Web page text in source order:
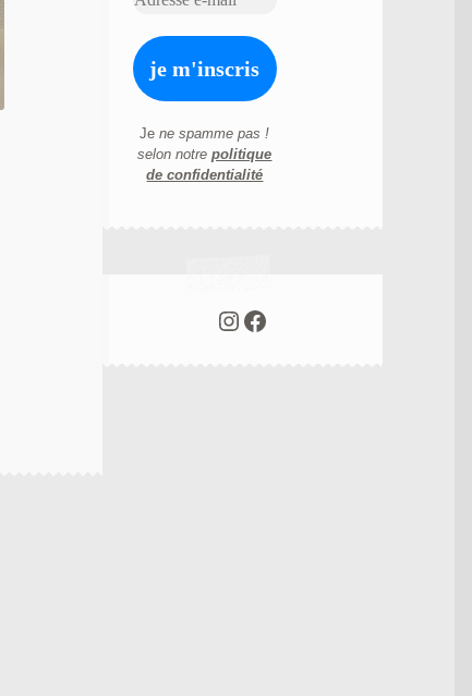
Je ne spamme pas !
selon notrepolitique
de confidentialité
Instagram
Facebook